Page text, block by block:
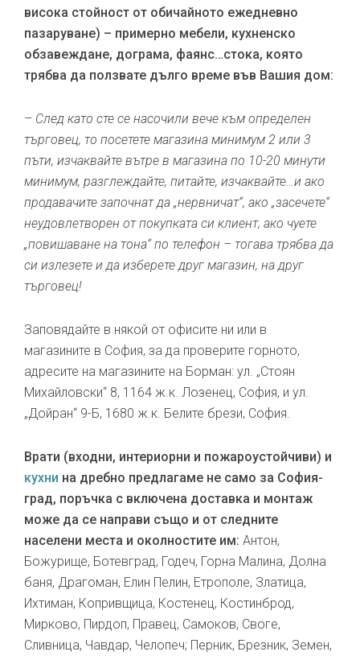
висока стойност от обичайното ежедневно
пазаруване) – примерно мебели, кухненско
обзавеждане, дограма, фаянс…стока, която
трябва да ползвате дълго време във Вашия дом:
– След като сте се насочили вече към определен
търговец, то посетете магазина минимум 2 или 3
пъти, изчаквайте вътре в магазина по 10-20 минути
минимум, разглеждайте, питайте, изчаквайте…и ако
продавачите започнат да „нервничат“, ако „засечете“
неудовлетворен от покупката си клиент, ако чуете
„повишаване на тона“ по телефон – тогава трябва да
си излезете и да изберете друг магазин, на друг
търговец!
Заповядайте в някой от офисите ни или в
магазините в София, за да проверите горното,
адресите на магазините на Борман: ул. „Стоян
Михайловски“ 8, 1164 ж.к. Лозенец, София, и ул.
„Дойран“ 9-Б, 1680 ж.к. Белите брези, София.
Врати (входни, интериорни и пожароустойчиви) и
кухни на дребно предлагаме не само за София-
град, поръчка с включена доставка и монтаж
може да се направи също и от следните
населени места и околностите им: Антон,
Божурище, Ботевград, Годеч, Горна Малина, Долна
баня, Драгоман, Елин Пелин, Етрополе, Златица,
Ихтиман, Копривщица, Костенец, Костинброд,
Мирково, Пирдоп, Правец, Самоков, Своге,
Сливница, Чавдар, Челопеч; Перник, Брезник, Земен,